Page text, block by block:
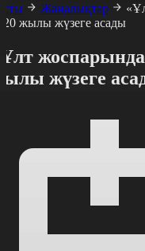
Жаңалықтар
жылы жүзеге асады
жүзеге